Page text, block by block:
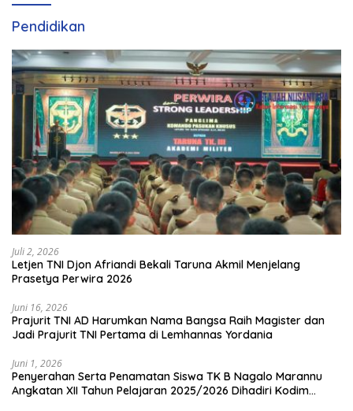
Pendidikan
Juli 2, 2026
Letjen TNI Djon Afriandi Bekali Taruna Akmil Menjelang
Prasetya Perwira 2026
Juni 16, 2026
Prajurit TNI AD Harumkan Nama Bangsa Raih Magister dan
Jadi Prajurit TNI Pertama di Lemhannas Yordania
Juni 1, 2026
Penyerahan Serta Penamatan Siswa TK B Nagalo Marannu
Angkatan XII Tahun Pelajaran 2025/2026 Dihadiri Kodim